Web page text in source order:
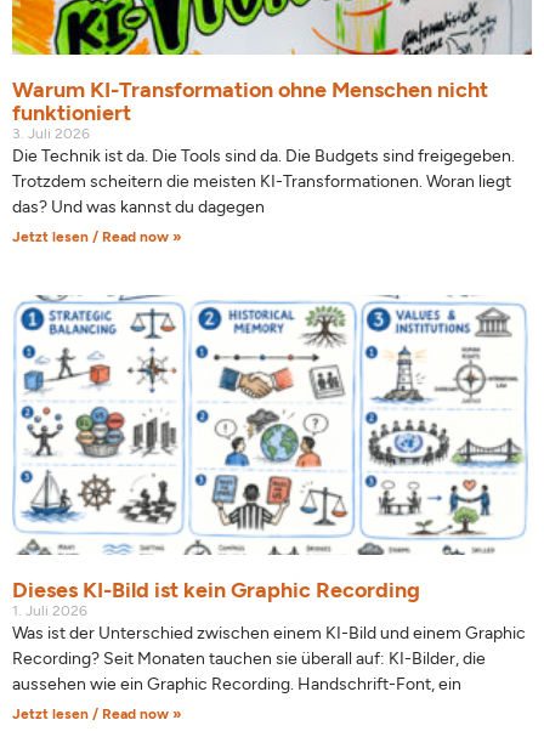
Warum KI-Transformation ohne Menschen nicht
funktioniert
3. Juli 2026
Die Technik ist da. Die Tools sind da. Die Budgets sind freigegeben.
Trotzdem scheitern die meisten KI-Transformationen. Woran liegt
das? Und was kannst du dagegen
Jetzt lesen / Read now »
Dieses KI-Bild ist kein Graphic Recording
1. Juli 2026
Was ist der Unterschied zwischen einem KI-Bild und einem Graphic
Recording? Seit Monaten tauchen sie überall auf: KI-Bilder, die
aussehen wie ein Graphic Recording. Handschrift-Font, ein
Jetzt lesen / Read now »